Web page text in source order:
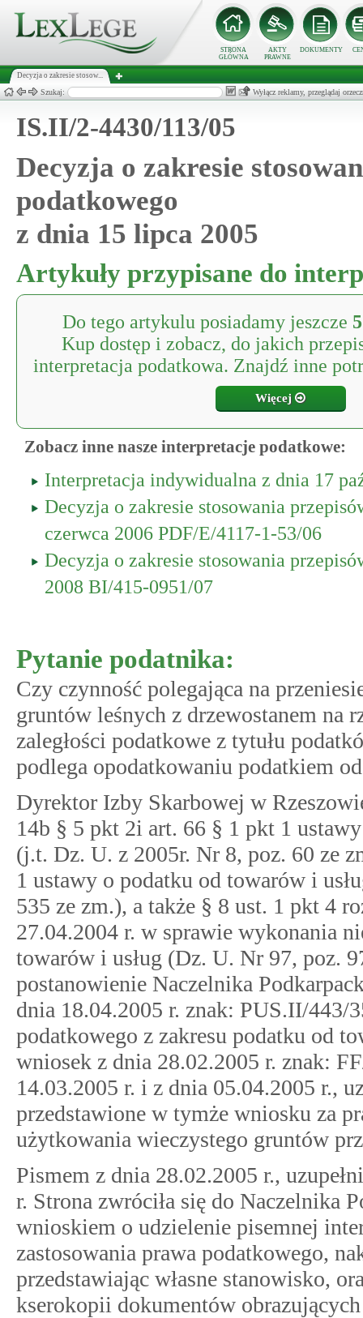
STRONA
GŁÓWNA
AKTY
PRAWNE
DOKUMENTY
Decyzja o zakresie stosow...
Szukaj: Wyłącz reklamy, przeglądaj
IS.II/2-4430/113/05
Decyzja o zakresie
podatkowego
z dnia 15 lipca 2005
Artykuły przypisane do
Do tego artykulu posiadamy jeszcze
Kup dostęp i zobacz, do jakich
interpretacja podatkowa. Znajdź inne
Więcej
Zobacz inne nasze interpretacje podatkowe:
Interpretacja indywidualna z dnia 17
Decyzja o zakresie stosowania
czerwca 2006 PDF/E/4117-1-53/06
Decyzja o zakresie stosowania
2008 BI/415-0951/07
Pytanie podatnika:
Czy czynność polegająca na
gruntów leśnych z drzewostanem na
zaległości podatkowe z tytułu
podlega opodatkowaniu podatkiem
Dyrektor Izby Skarbowej w
14b § 5 pkt 2i art. 66 § 1 pkt 1
(j.t. Dz. U. z 2005r. Nr 8, poz. 60 ze
1 ustawy o podatku od towarów i
535 ze zm.), a także § 8 ust. 1 pkt 4
27.04.2004 r. w sprawie wykonania
towarów i usług (Dz. U. Nr 97, poz.
postanowienie Naczelnika
dnia 18.04.2005 r. znak: PUS.II/443/
podatkowego z zakresu podatku od
wniosek z dnia 28.02.2005 r. znak:
14.03.2005 r. i z dnia 05.04.2005 r.,
przedstawione w tymże wniosku za
użytkowania wieczystego gruntów
Pismem z dnia 28.02.2005 r.,
r. Strona zwróciła się do Naczelnika
wnioskiem o udzielenie pisemnej
zastosowania prawa podatkowego,
przedstawiając własne stanowisko,
kserokopii dokumentów